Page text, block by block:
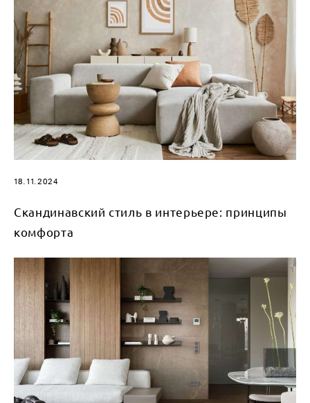
18.11.2024
Скандинавский стиль в интерьере: принципы
комфорта